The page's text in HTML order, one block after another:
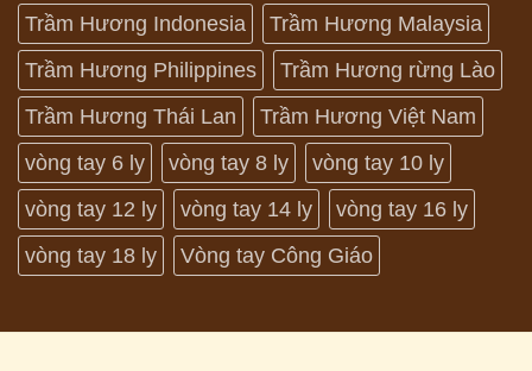
Trầm Hương Indonesia
Trầm Hương Malaysia
Trầm Hương Philippines
Trầm Hương rừng Lào
Trầm Hương Thái Lan
Trầm Hương Việt Nam
vòng tay 6 ly
vòng tay 8 ly
vòng tay 10 ly
vòng tay 12 ly
vòng tay 14 ly
vòng tay 16 ly
vòng tay 18 ly
Vòng tay Công Giáo